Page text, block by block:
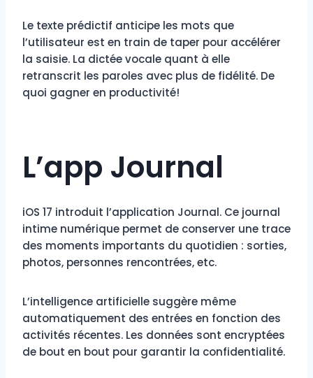
Le texte prédictif anticipe les mots que
l’utilisateur est en train de taper pour accélérer
la saisie. La dictée vocale quant à elle
retranscrit les paroles avec plus de fidélité. De
quoi gagner en productivité!
L’app Journal
iOS 17 introduit l’application Journal. Ce journal
intime numérique permet de conserver une trace
des moments importants du quotidien : sorties,
photos, personnes rencontrées, etc.
L’intelligence artificielle suggère même
automatiquement des entrées en fonction des
activités récentes. Les données sont encryptées
de bout en bout pour garantir la confidentialité.